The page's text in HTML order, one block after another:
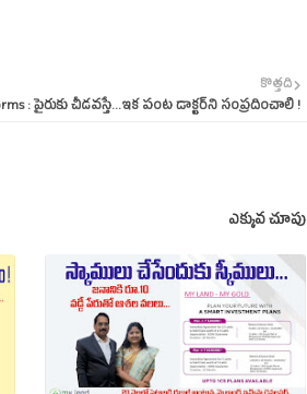
కొత్తది
: పైరుకు చీడవస్తే...ఇక పంట డాక్టర్‌ని సంప్రదించాలి !
ఎక్కువ చూపు